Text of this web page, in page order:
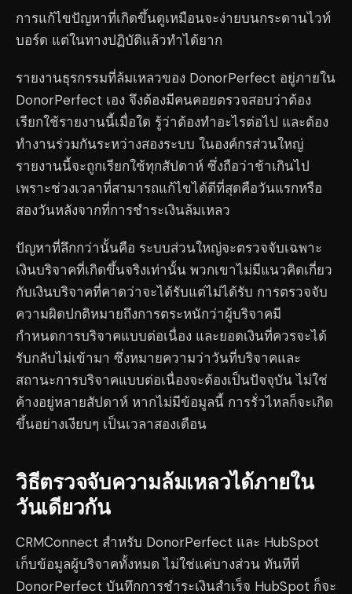
การแก้ไขปัญหาที่เกิดขึ้นดูเหมือนจะง่ายบนกระดานไวท์
บอร์ด แต่ในทางปฏิบัติแล้วทำได้ยาก
รายงานธุรกรรมที่ล้มเหลวของ DonorPerfect อยู่ภายใน
DonorPerfect เอง จึงต้องมีคนคอยตรวจสอบว่าต้อง
เรียกใช้รายงานนี้เมื่อใด รู้ว่าต้องทำอะไรต่อไป และต้อง
ทำงานร่วมกันระหว่างสองระบบ ในองค์กรส่วนใหญ่
รายงานนี้จะถูกเรียกใช้ทุกสัปดาห์ ซึ่งถือว่าช้าเกินไป
เพราะช่วงเวลาที่สามารถแก้ไขได้ดีที่สุดคือวันแรกหรือ
สองวันหลังจากที่การชำระเงินล้มเหลว
ปัญหาที่ลึกกว่านั้นคือ ระบบส่วนใหญ่จะตรวจจับเฉพาะ
เงินบริจาคที่เกิดขึ้นจริงเท่านั้น พวกเขาไม่มีแนวคิดเกี่ยว
กับเงินบริจาคที่คาดว่าจะได้รับแต่ไม่ได้รับ การตรวจจับ
ความผิดปกติหมายถึงการตระหนักว่าผู้บริจาคมี
กำหนดการบริจาคแบบต่อเนื่อง และยอดเงินที่ควรจะได้
รับกลับไม่เข้ามา ซึ่งหมายความว่าวันที่บริจาคและ
สถานะการบริจาคแบบต่อเนื่องจะต้องเป็นปัจจุบัน ไม่ใช่
ค้างอยู่หลายสัปดาห์ หากไม่มีข้อมูลนี้ การรั่วไหลก็จะเกิด
ขึ้นอย่างเงียบๆ เป็นเวลาสองเดือน
วิธีตรวจจับความล้มเหลวได้ภายใน
วันเดียวกัน
CRMConnect สำหรับ DonorPerfect และ HubSpot
เก็บข้อมูลผู้บริจาคทั้งหมด ไม่ใช่แค่บางส่วน ทันทีที่
DonorPerfect บันทึกการชำระเงินสำเร็จ HubSpot ก็จะ